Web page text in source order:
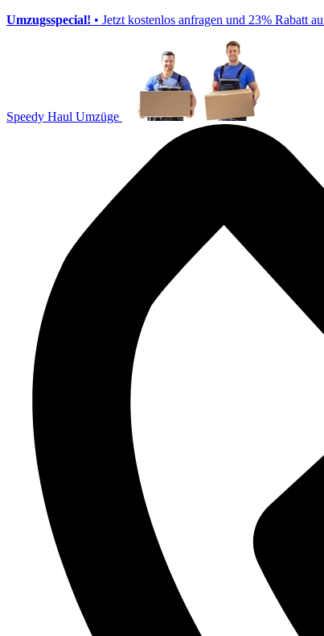
Umzugsspecial! • Jetzt kostenlos anfragen und 23% Rabatt
Speedy Haul Umzüge